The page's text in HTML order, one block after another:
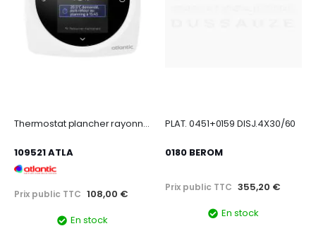
Thermostat plancher rayonnant électrique programmable et connecté
109521 ATLA
Prix public TTC 108,00 €
En stock
PLAT. 0451+0159 DISJ.4X30/60
0180 BEROM
Prix public TTC 355,20 €
En stock